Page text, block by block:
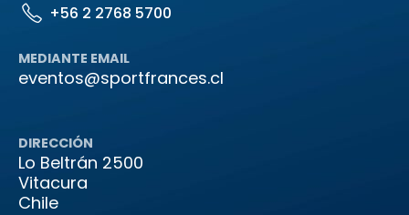
+56 2 2768 5700
MEDIANTE EMAIL
eventos@sportfrances.cl
DIRECCIÓN
Lo Beltrán 2500
Vitacura
Chile